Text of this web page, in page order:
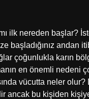
ilk nereden başlar?
başladığınız andan
çoğunlukla karın
en önemli nedeni
vücutta neler
ancak bu kişiden